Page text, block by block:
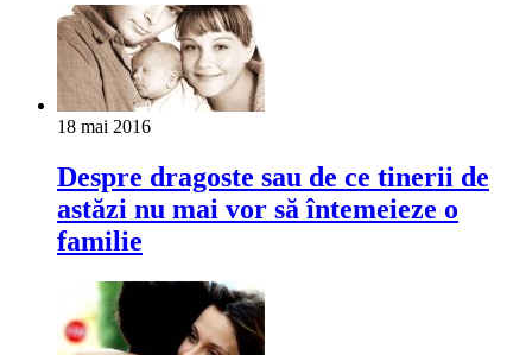
18 mai 2016
Despre dragoste sau de ce tinerii de
astăzi nu mai vor să întemeieze o
familie